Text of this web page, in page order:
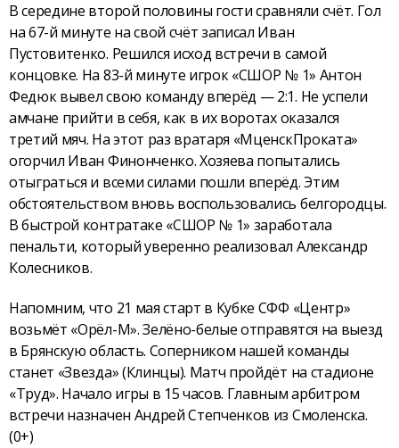
В середине второй половины гости сравняли счёт. Гол
на 67-й минуте на свой счёт записал Иван
Пустовитенко. Решился исход встречи в самой
концовке. На 83-й минуте игрок «СШОР № 1» Антон
Федюк вывел свою команду вперёд — 2:1. Не успели
амчане прийти в себя, как в их воротах оказался
третий мяч. На этот раз вратаря «МценскПроката»
огорчил Иван Финонченко. Хозяева попытались
отыграться и всеми силами пошли вперёд. Этим
обстоятельством вновь воспользовались белгородцы.
В быстрой контратаке «СШОР № 1» заработала
пенальти, который уверенно реализовал Александр
Колесников.
Напомним, что 21 мая старт в Кубке СФФ «Центр»
возьмёт «Орёл-М». Зелёно-белые отправятся на выезд
в Брянскую область. Соперником нашей команды
станет «Звезда» (Клинцы). Матч пройдёт на стадионе
«Труд». Начало игры в 15 часов. Главным арбитром
встречи назначен Андрей Степченков из Смоленска.
(0+)